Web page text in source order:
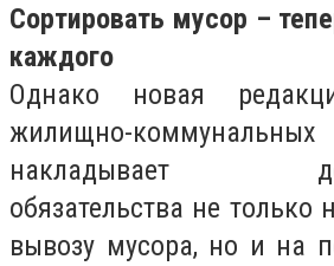
Сортировать мусор –
каждого
Однако новая
жилищно-
накладывает
обязательства не
вывозу мусора, но и на